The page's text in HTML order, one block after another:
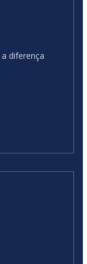
diferença